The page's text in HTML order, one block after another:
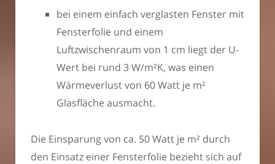
bei einem einfach verglasten Fenster mit
Fensterfolie und einem
Luftzwischenraum von 1 cm liegt der U-
Wert bei rund 3 W/m²K, was einen
Wärmeverlust von 60 Watt je m²
Glasfläche ausmacht.
Die Einsparung von ca. 50 Watt je m² durch
den Einsatz einer Fensterfolie bezieht sich auf